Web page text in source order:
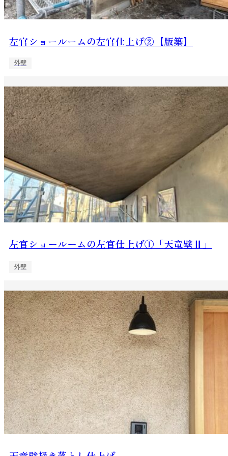
左官ショールームの左官仕上げ②【版築】
外壁
左官ショールームの左官仕上げ①「天竜壁Ⅱ」
外壁